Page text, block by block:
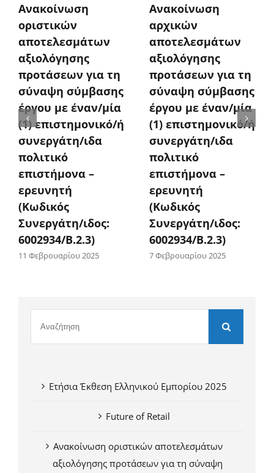
Ανακοίνωση
οριστικών
αποτελεσμάτων
αξιολόγησης
προτάσεων για τη
σύναψη σύμβασης
έργου με έναν/μία
(1) επιστημονικό/ή
συνεργάτη/ιδα
πολιτικό
επιστήμονα –
ερευνητή
(Κωδικός
Συνεργάτη/ιδος:
6002934/Β.2.3)
11 Φεβρουαρίου 2025
Ανακοίνωση
αρχικών
αποτελεσμάτων
αξιολόγησης
προτάσεων για τη
σύναψη σύμβασης
έργου με έναν/μία
(1) επιστημονικό/ή
συνεργάτη/ιδα
πολιτικό
επιστήμονα –
ερευνητή
(Κωδικός
Συνεργάτη/ιδος:
6002934/Β.2.3)
7 Φεβρουαρίου 2025
Ετήσια Έκθεση Ελληνικού Εμπορίου 2025
Future of Retail
Ανακοίνωση οριστικών αποτελεσμάτων
αξιολόγησης προτάσεων για τη σύναψη